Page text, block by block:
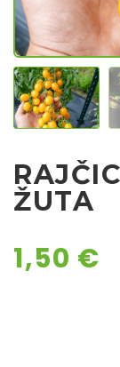
Sjeme
Sjeme
Chili
Ostalo
ŽUTA
1,50 €